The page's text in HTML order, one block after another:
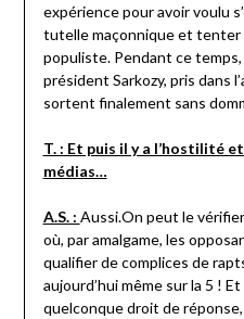
expérience pour avoir voulu
tutelle maçonnique et tenter
populiste. Pendant ce temps,
président Sarkozy, pris dans
sortent finalement sans
T. : Et puis il y a l’hostilité
médias…
A.S. : Aussi.On peut le
où, par amalgame, les
qualifier de complices de
aujourd’hui même sur la 5 !
quelconque droit de